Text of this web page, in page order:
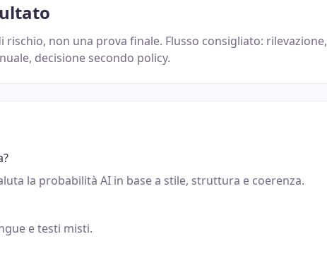
non una prova finale. Flusso consigliato: rilevazione,
decisione secondo policy.
la probabilità AI in base a stile, struttura e coerenza.
e testi misti.